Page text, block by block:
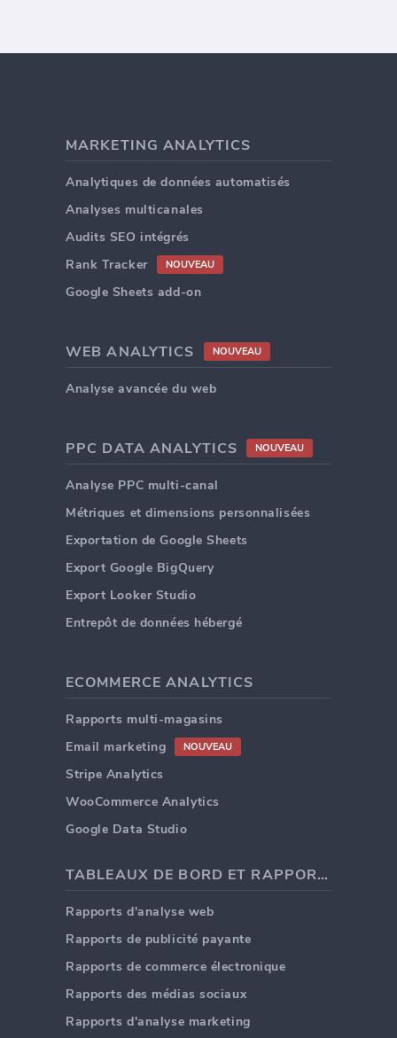
MARKETING ANALYTICS
Analytiques de données automatisés
Analyses multicanales
Audits SEO intégrés
Rank Tracker
NOUVEAU
Google Sheets add-on
WEB ANALYTICS NOUVEAU
Analyse avancée du web
PPC DATA ANALYTICS NOUVEAU
Analyse PPC multi-canal
Métriques et dimensions personnalisées
Exportation de Google Sheets
Export Google BigQuery
Export Looker Studio
Entrepôt de données hébergé
ECOMMERCE ANALYTICS
Rapports multi-magasins
Email marketing
NOUVEAU
Stripe Analytics
WooCommerce Analytics
Google Data Studio
TABLEAUX DE BORD ET RAPPORTS
Rapports d'analyse web
Rapports de publicité payante
Rapports de commerce électronique
Rapports des médias sociaux
Rapports d'analyse marketing